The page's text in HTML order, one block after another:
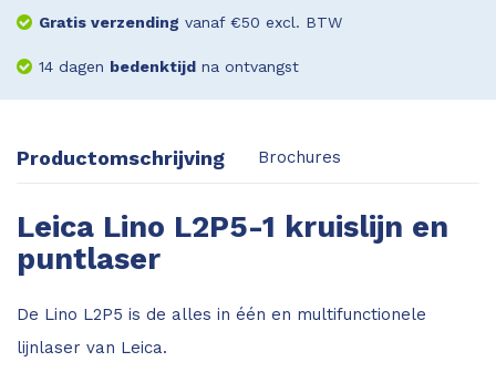
Gratis verzending vanaf €50 excl. BTW
14 dagen bedenktijdna ontvangst
Productomschrijving Brochures
Leica Lino L2P5-1 kruislijn en
puntlaser
De Lino L2P5 is de alles in één en multifunctionele
lijnlaser van Leica.